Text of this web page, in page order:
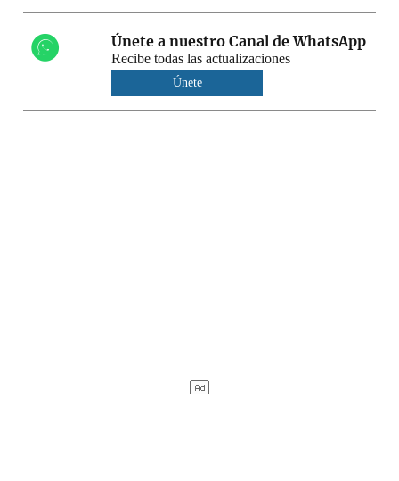
Únete a nuestro Canal de WhatsApp
Recibe todas las actualizaciones
Únete